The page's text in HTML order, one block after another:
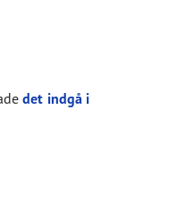
det indgå i